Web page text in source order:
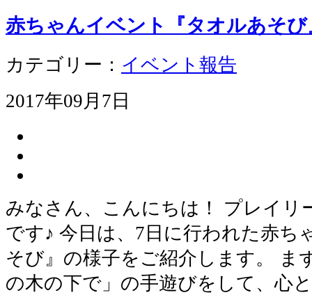
赤ちゃんイベント『タオルあそび
カテゴリー： イベント報告
2017年09月7日
みなさん、こんにちは！ プレイリ
です♪ 今日は、7日に行われた赤ち
そび』の様子をご紹介します。 ま
の木の下で」の手遊びをして、心